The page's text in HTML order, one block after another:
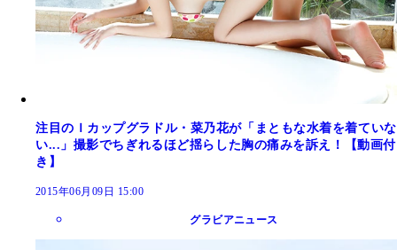
注目のＩカップグラドル・菜乃花が「まともな水着を着ていな
い...」撮影でちぎれるほど揺らした胸の痛みを訴え！【動画付
き】
2015年06月09日 15:00
グラビアニュース